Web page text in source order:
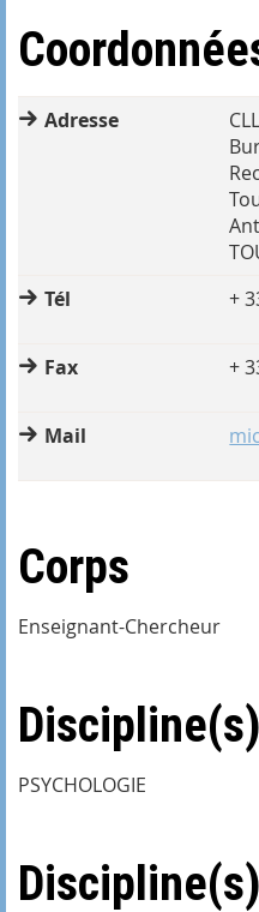
Adresse
Tél
+
Fax +
Mail
Corps
Enseignant-Chercheur
Discipline(s)
PSYCHOLOGIE
Discipline(s)